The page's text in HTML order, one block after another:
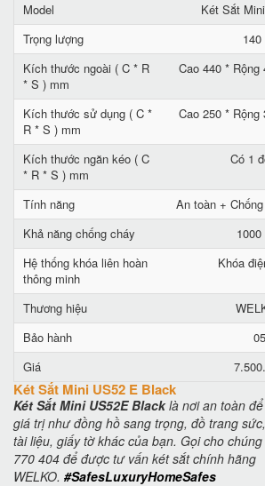
Model
Két Sắt
Trọng lượng
Kích thước ngoài ( C * R
* S ) mm
Cao 440 * Rộng
Kích thước sử dụng ( C *
R * S ) mm
Cao 250 * Rộng
Kích thước ngăn kéo ( C
* R * S ) mm
Có 1
Tính năng
An toàn +
Khả năng chống cháy
1000
Hệ thống khóa liên hoàn
thông minh
Khóa
Thương hiệu
Bảo hành
Giá
Két Sắt Mini US52 E Black
Két Sắt Mini US52E Blacklà nơi an toàn
giá trị như đồng hồ sang trọng, đồ trang
tài liệu, giấy tờ khác của bạn. Gọi cho
770 404 để được tư vấn két sắt chính hãng
WELKO. #SafesLuxuryHomeSafes